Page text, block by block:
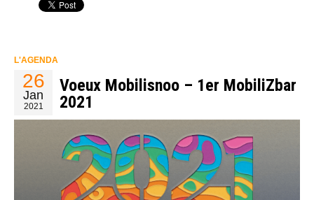
L'AGENDA
26
Jan
2021
Voeux Mobilisnoo – 1er MobiliZbar
2021